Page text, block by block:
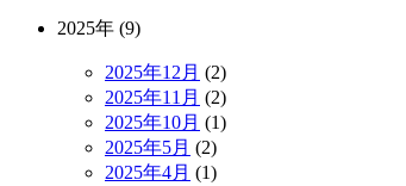
2025年 (9)
2025年12月 (2)
2025年11月 (2)
2025年10月 (1)
2025年5月 (2)
2025年4月 (1)